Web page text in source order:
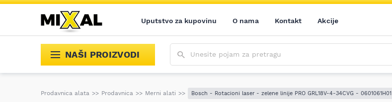
Uputstvo za kupovinu O nama Kontakt Akcije
NAŠI PROIZVODI
Prodavnica alata >> Prodavnica >> Merni alati >> Bosch - Rotacioni laser - zelene linije PRO GRL18V-4-34CVG - 0601061H01